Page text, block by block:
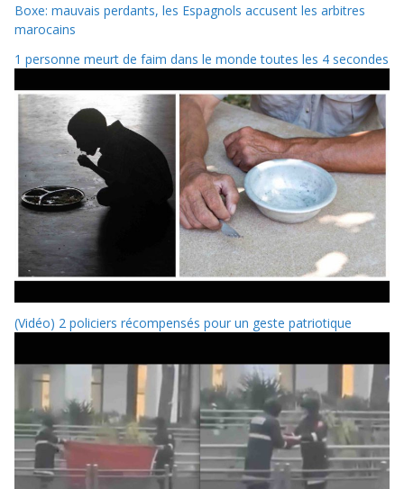
Boxe: mauvais perdants, les Espagnols accusent les arbitres
marocains
1 personne meurt de faim dans le monde toutes les 4 secondes
(Vidéo) 2 policiers récompensés pour un geste patriotique